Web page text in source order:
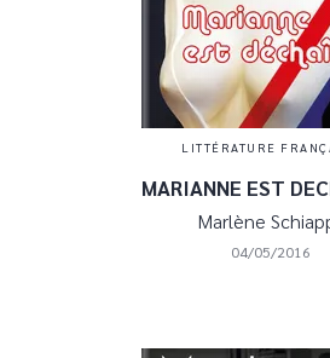
LITTÉRATURE
MARIANNE EST
Marlène
04/05/2016